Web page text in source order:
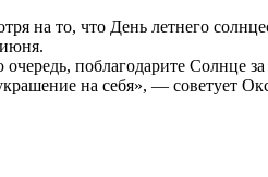
на то, что День летнего
поблагодарите Солнце
на себя», — советует